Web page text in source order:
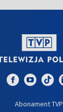
Abonament TVP